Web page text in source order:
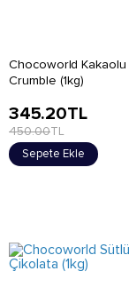
Chocoworld Kakaolu
Crumble (1kg)
345.20TL
450.00TL
Sepete Ekle